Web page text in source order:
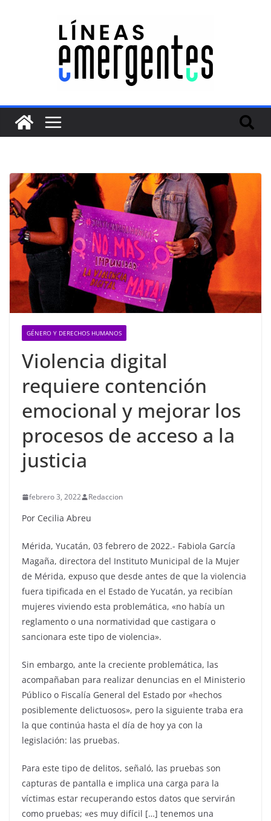
GÉNERO Y DERECHOS HUMANOS
Violencia digital
requiere contención
emocional y mejorar los
procesos de acceso a la
justicia
febrero 3, 2022 Redaccion
Por Cecilia Abreu
Mérida, Yucatán, 03 febrero de 2022.- Fabiola García
Magaña, directora del Instituto Municipal de la Mujer
de Mérida, expuso que desde antes de que la violencia
fuera tipificada en el Estado de Yucatán, ya recibían
mujeres viviendo esta problemática, «no había un
reglamento o una normatividad que castigara o
sancionara este tipo de violencia».
Sin embargo, ante la creciente problemática, las
acompañaban para realizar denuncias en el Ministerio
Público o Fiscalía General del Estado por «hechos
posiblemente delictuosos», pero la siguiente traba era
la que continúa hasta el día de hoy ya con la
legislación: las pruebas.
Para este tipo de delitos, señaló, las pruebas son
capturas de pantalla e implica una carga para la
víctimas estar recuperando estos datos que servirán
como pruebas; «es muy difícil […] tenemos una